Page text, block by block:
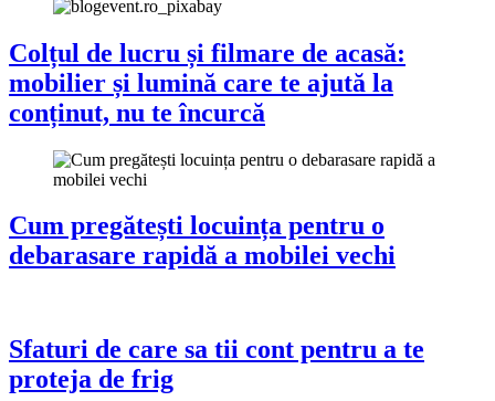
Colțul de lucru și filmare de acasă:
mobilier și lumină care te ajută la
conținut, nu te încurcă
Cum pregătești locuința pentru o
debarasare rapidă a mobilei vechi
Sfaturi de care sa tii cont pentru a te
proteja de frig